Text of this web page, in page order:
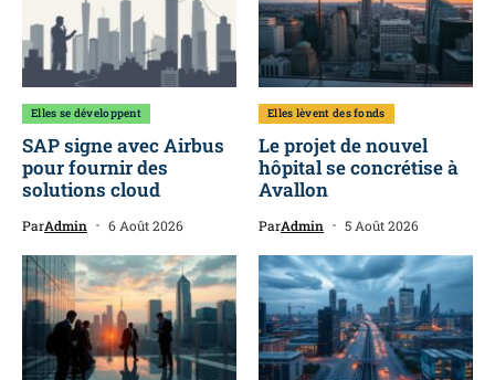
Elles se développent
SAP signe avec Airbus
pour fournir des
solutions cloud
ParAdmin 6 Août 2026
Elles lèvent des fonds
Le projet de nouvel
hôpital se concrétise à
Avallon
ParAdmin 5 Août 2026